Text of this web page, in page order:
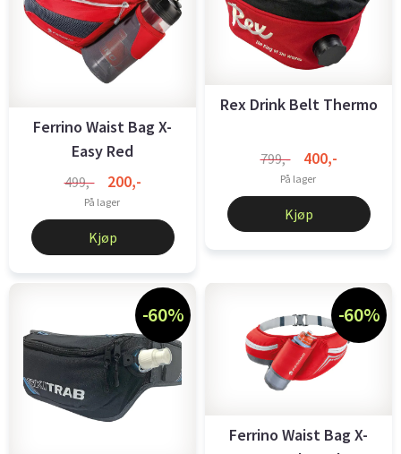
Ferrino Waist Bag X-
Easy Red
499,- 200,-
På lager
Kjøp
Rex Drink Belt Thermo
799,- 400,-
På lager
Kjøp
-60% -60%
Ferrino Waist Bag X-